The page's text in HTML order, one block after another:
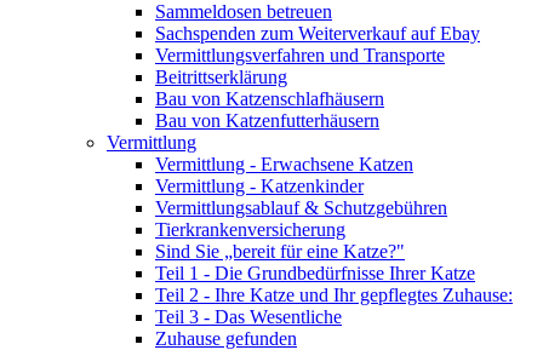
Sammeldosen betreuen
Sachspenden zum Weiterverkauf auf Ebay
Vermittlungsverfahren und Transporte
Beitrittserklärung
Bau von Katzenschlafhäusern
Bau von Katzenfutterhäusern
Vermittlung
Vermittlung - Erwachsene Katzen
Vermittlung - Katzenkinder
Vermittlungsablauf & Schutzgebühren
Tierkrankenversicherung
Sind Sie „bereit für eine Katze?"
Teil 1 - Die Grundbedürfnisse Ihrer Katze
Teil 2 - Ihre Katze und Ihr gepflegtes Zuhause:
Teil 3 - Das Wesentliche
Zuhause gefunden